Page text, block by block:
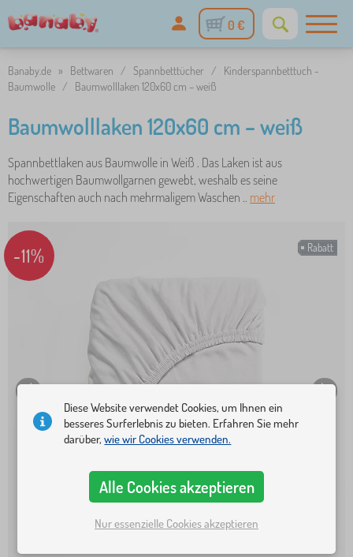
0 €
Banaby.de » Bettwaren / Spannbetttücher /
Kinderspannbetttuch -
Baumwolle / Baumwolllaken 120x60 cm – weiß
Baumwolllaken 120x60 cm – weiß
Spannbettlaken aus Baumwolle in Weiß . Das Laken ist aus
hochwertigen Baumwollgarnen gewebt, weshalb es seine
Eigenschaften auch nach mehrmaligem Waschen .. mehr
Rabatt
-11%
Diese Website verwendet Cookies, um Ihnen ein
besseres Surferlebnis zu bieten. Erfahren Sie mehr
darüber,wie wir Cookies verwenden.
Alle Cookies akzeptieren
Nur essenzielle Cookies akzeptieren